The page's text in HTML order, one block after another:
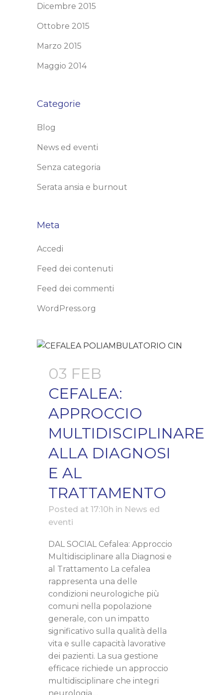
Dicembre 2015
Ottobre 2015
Marzo 2015
Maggio 2014
Categorie
Blog
News ed eventi
Senza categoria
Serata ansia e burnout
Meta
Accedi
Feed dei contenuti
Feed dei commenti
WordPress.org
03 FEB
CEFALEA:
APPROCCIO
MULTIDISCIPLINARE
ALLA DIAGNOSI
E AL
TRATTAMENTO
Posted at 17:10h in News ed
eventi
DAL SOCIAL Cefalea: Approccio
Multidisciplinare alla Diagnosi e
al Trattamento La cefalea
rappresenta una delle
condizioni neurologiche più
comuni nella popolazione
generale, con un impatto
significativo sulla qualità della
vita e sulle capacità lavorative
dei pazienti. La sua gestione
efficace richiede un approccio
multidisciplinare che integri